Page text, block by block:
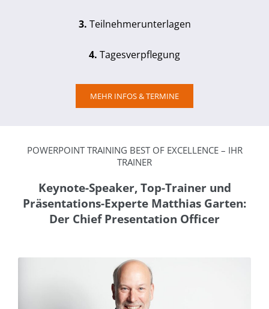
3. Teilnehmerunterlagen
4. Tagesverpflegung
MEHR INFOS & TERMINE
POWERPOINT TRAINING BEST OF EXCELLENCE – IHR
TRAINER
Keynote-Speaker, Top-Trainer und
Präsentations-Experte Matthias Garten:
Der Chief Presentation Officer